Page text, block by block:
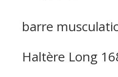
barre
Haltère Long